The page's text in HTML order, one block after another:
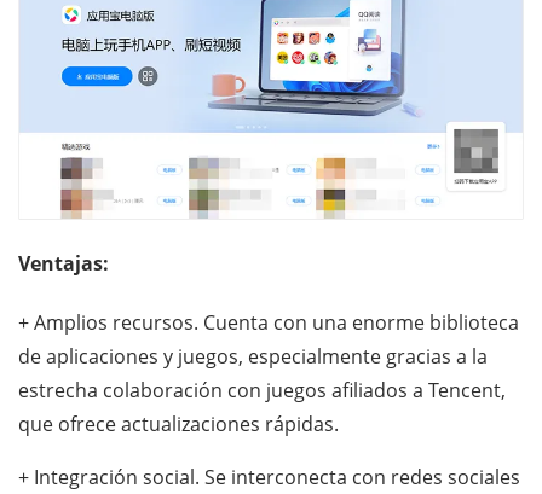
Ventajas:
+ Amplios recursos. Cuenta con una enorme biblioteca
de aplicaciones y juegos, especialmente gracias a la
estrecha colaboración con juegos afiliados a Tencent,
que ofrece actualizaciones rápidas.
+ Integración social. Se interconecta con redes sociales